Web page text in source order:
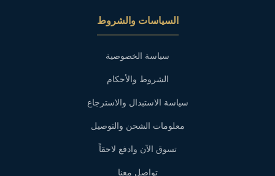
السياسات والشروط
سياسة الخصوصية
الشروط والأحكام
سياسة الاستبدال والاسترجاع
معلومات الشحن والتوصيل
تسوق الآن وادفع لاحقاً
تواصل معنا